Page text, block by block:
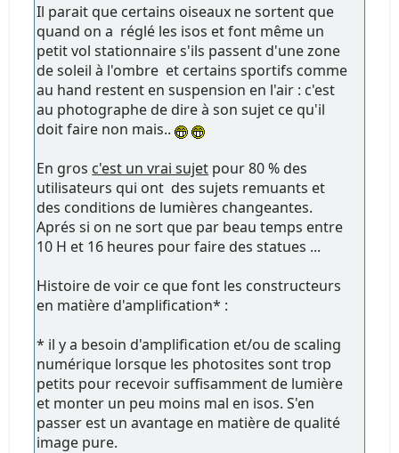
Il parait que certains oiseaux ne sortent que
quand on a réglé les isos et font même un
petit vol stationnaire s'ils passent d'une zone
de soleil à l'ombre et certains sportifs comme
au hand restent en suspension en l'air : c'est
au photographe de dire à son sujet ce qu'il
doit faire non mais..
En gros c'est un vrai sujet pour 80 % des
utilisateurs qui ont des sujets remuants et
des conditions de lumières changeantes.
Aprés si on ne sort que par beau temps entre
10 H et 16 heures pour faire des statues ...
Histoire de voir ce que font les constructeurs
en matière d'amplification* :
* il y a besoin d'amplification et/ou de scaling
numérique lorsque les photosites sont trop
petits pour recevoir suffisamment de lumière
et monter un peu moins mal en isos. S'en
passer est un avantage en matière de qualité
image pure.